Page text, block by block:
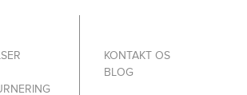
KONTAKT OS
BLOG